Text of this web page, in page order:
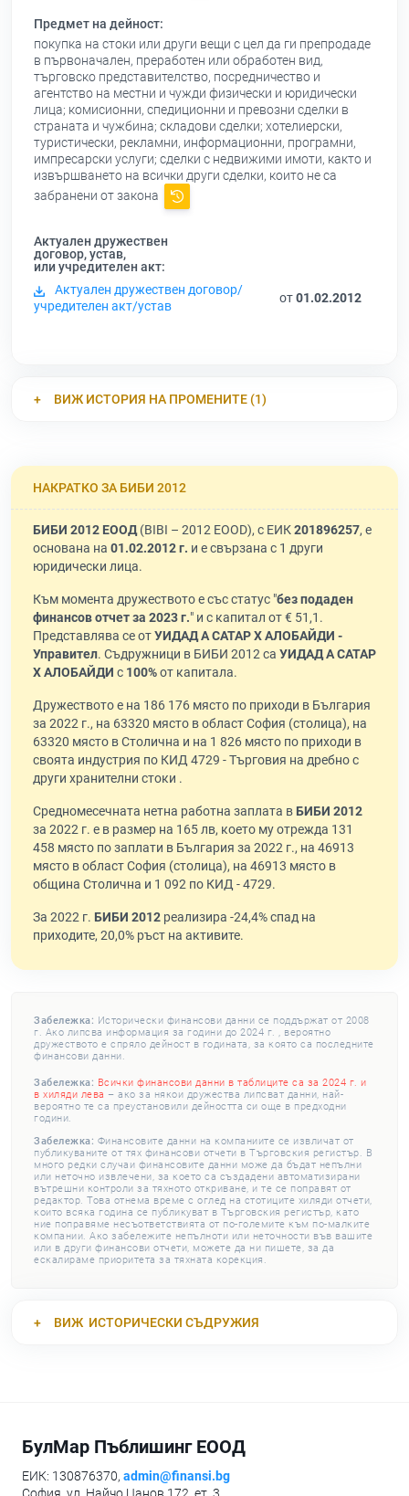
Предмет на дейност:
покупка на стоки или други вещи с цел да ги препродаде
в първоначален, преработен или обработен вид,
търговско представителство, посредничество и
агентство на местни и чужди физически и юридически
лица; комисионни, спедиционни и превозни сделки в
страната и чужбина; складови сделки; хотелиерски,
туристически, рекламни, информационни, програмни,
импресарски услуги; сделки с недвижими имоти, както и
извършването на всички други сделки, които не са
забранени от закона
Актуален дружествен
договор, устав,
или учредителен акт:
Актуален дружествен договор/
учредителен акт/устав
от01.02.2012
ВИЖ ИСТОРИЯ НА ПРОМЕНИТЕ (1)
НАКРАТКО ЗА БИБИ 2012
БИБИ 2012 ЕООД(BIBI – 2012 EOOD), с ЕИК201896257, е
основана на 01.02.2012 г. и е свързана с 1 други
юридически лица.
Към момента дружеството е със статус "без подаден
финансов отчет за 2023 г." и с капитал от € 51,1.
Представлява се отУИДАД А САТАР Х АЛОБАЙДИ -
Управител. Съдружници в БИБИ 2012 са УИДАД А САТАР
Х АЛОБАЙДИ с 100%от капитала.
Дружеството е на 186 176 място по приходи в България
за 2022 г., на 63320 място в област София (столица), на
63320 място в Столична и на 1 826 място по приходи в
своята индустрия по КИД 4729 - Търговия на дребно с
други хранителни стоки .
Средномесечната нетна работна заплата вБИБИ 2012
за 2022 г. е в размер на 165 лв, което му отрежда 131
458 място по заплати в България за 2022 г., на 46913
място в област София (столица), на 46913 място в
община Столична и 1 092 по КИД - 4729.
За 2022 г. БИБИ 2012 реализира -24,4% спад на
приходите, 20,0% ръст на активите.
Забележка: Исторически финансови данни се поддържат от 2008
г. Ако липсва информация за години до 2024 г. , вероятно
дружеството е спряло дейност в годината, за която са последните
финансови данни.
Забележка: Всички финансови данни в таблиците са за 2024 г. и
в хиляди лева – ако за някои дружества липсват данни, най-
вероятно те са преустановили дейността си още в предходни
години.
Забележка: Финансовите данни на компаниите се извличат от
публикуваните от тях финансови отчети в Търговския регистър. В
много редки случаи финансовите данни може да бъдат непълни
или неточно извлечени, за което са създадени автоматизирани
вътрешни контроли за тяхното откриване, и те се поправят от
редактор. Това отнема време с оглед на стотиците хиляди отчети,
които всяка година се публикуват в Търговския регистър, като
ние поправяме несъответствията от по-големите към по-малките
компании. Ако забележите непълноти или неточности във вашите
или в други финансови отчети, можете да ни пишете, за да
ескалираме приоритета за тяхната корекция.
ВИЖ ИСТОРИЧЕСКИ СЪДРУЖИЯ
БулМар Пъблишинг ЕООД
ЕИК: 130876370, admin@finansi.bg